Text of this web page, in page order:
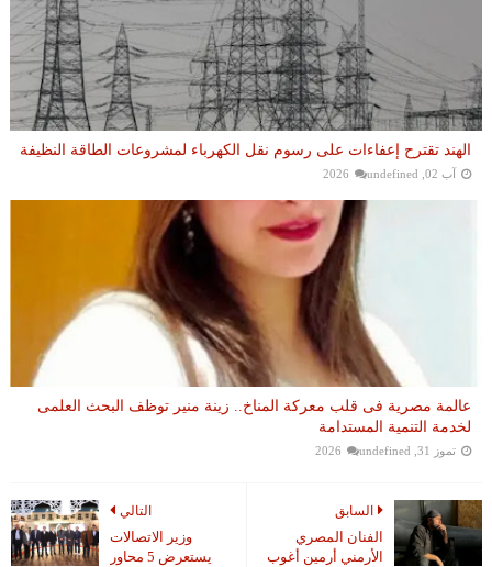
الهند تقترح إعفاءات على رسوم نقل الكهرباء لمشروعات الطاقة النظيفة
آب 02, 2026 undefined
عالمة مصرية فى قلب معركة المناخ.. زينة منير توظف البحث العلمى
لخدمة التنمية المستدامة
تموز 31, 2026 undefined
التالي
وزير الاتصالات
يستعرض 5 محاور
السابق
الفنان المصري
الأرمني أرمين أغوب